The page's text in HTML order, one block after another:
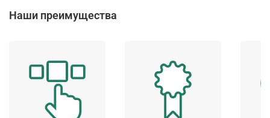
Наши преимущества